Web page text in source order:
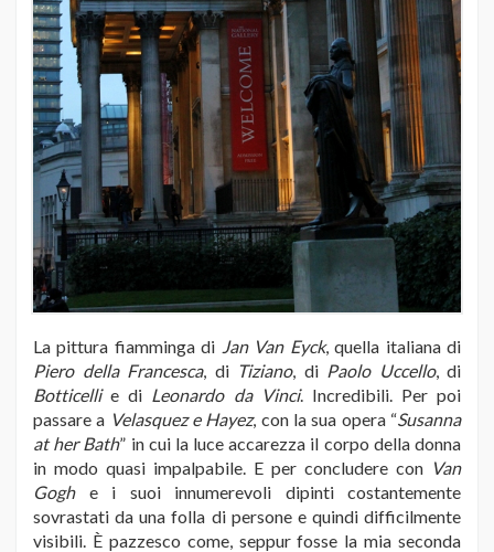
La pittura fiamminga di Jan Van Eyck, quella italiana di
Piero della Francesca, di Tiziano, di Paolo Uccello, di
Botticellie di Leonardo da Vinci. Incredibili. Per poi
passare a Velasquez e Hayez, con la sua opera “Susanna
at her Bath” in cui la luce accarezza il corpo della donna
in modo quasi impalpabile. E per concludere con Van
Goghe i suoi innumerevoli dipinti costantemente
sovrastati da una folla di persone e quindi difficilmente
visibili. È pazzesco come, seppur fosse la mia seconda